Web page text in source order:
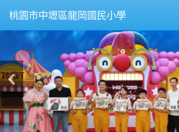
桃園市中壢區龍岡國民小學